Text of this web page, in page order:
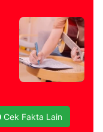
Cek Fakta Lain